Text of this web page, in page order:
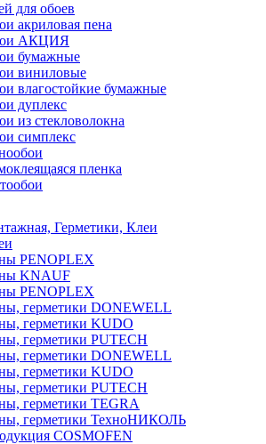
для обоев
акриловая пена
АКЦИЯ
бумажные
виниловые
влагостойкие бумажные
дуплекс
из стекловолокна
симплекс
пленка
Герметики, Клеи
PENOPLEX
KNAUF
PENOPLEX
герметики DONEWELL
герметики KUDO
герметики PUTECH
герметики DONEWELL
герметики KUDO
герметики PUTECH
герметики TEGRA
герметики ТехноНИКОЛЬ
COSMOFEN